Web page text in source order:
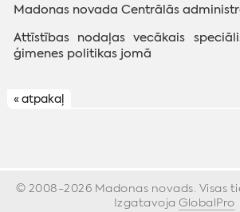
Madonas novada Centrālās
Attīstības nodaļas vecākais
ģimenes politikas jomā
« atpakaļ
© 2008-2026 Madonas novads. Visas
Izgatavoja GlobalPro